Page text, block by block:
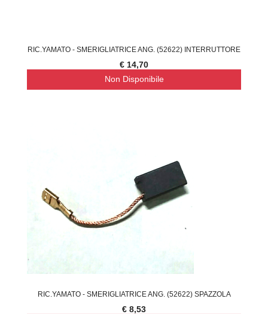
RIC.YAMATO - SMERIGLIATRICE ANG. (52622) INTERRUTTORE
€ 14,70
Non Disponibile
RIC.YAMATO - SMERIGLIATRICE ANG. (52622) SPAZZOLA
€ 8,53